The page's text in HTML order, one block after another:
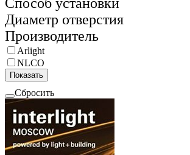
Диаметр отверстия
Производитель
Arlight
NLCO
Показать
Сбросить